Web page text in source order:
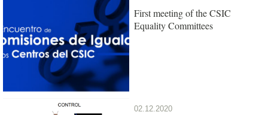
First meeting of the CSIC
Equality Committees
02.12.2020